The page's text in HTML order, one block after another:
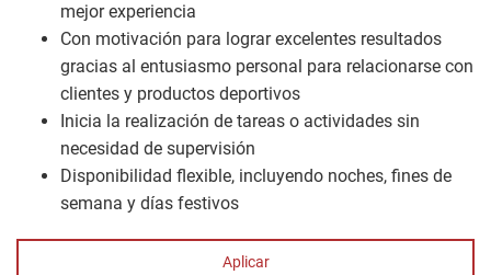
mejor experiencia
Con motivación para lograr excelentes resultados
gracias al entusiasmo personal para relacionarse con
clientes y productos deportivos
Inicia la realización de tareas o actividades sin
necesidad de supervisión
Disponibilidad flexible, incluyendo noches, fines de
semana y días festivos
Aplicar